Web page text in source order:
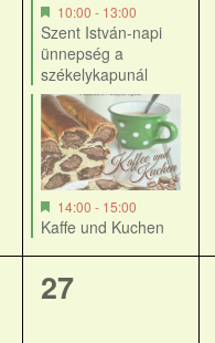
10:00- 13:00
Szent István-napi
ünnepség a
székelykapunál
14:00- 15:00
Kaffe und Kuchen
0
27